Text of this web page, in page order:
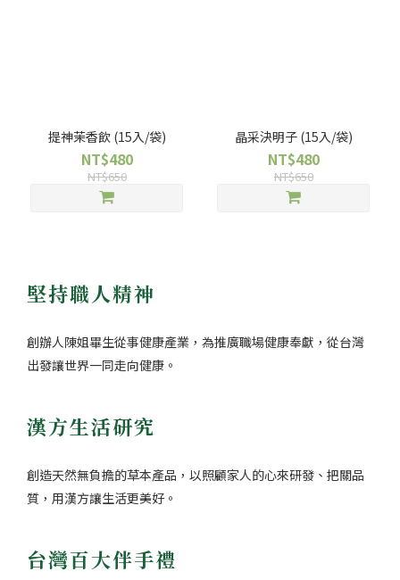
提神茉香飲 (15入/袋)
NT$480
NT$650
晶采決明子 (15入/袋)
NT$480
NT$650
堅持職人精神
創辦人陳姐畢生從事健康產業，為推廣職場健康奉獻，從台灣
出發讓世界一同走向健康。
漢方生活研究
創造天然無負擔的草本產品，以照顧家人的心來研發、把關品
質，用漢方讓生活更美好。
台灣百大伴手禮